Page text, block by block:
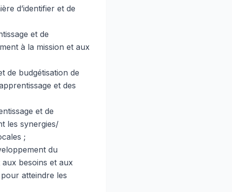
d’identifier et de
et de
à la mission et aux
de budgétisation de
et des
et de
les synergies/
;
du
besoins et aux
atteindre les